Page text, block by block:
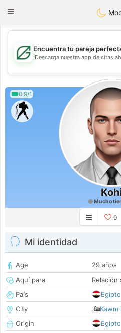
Gulf
Toggle
💖
💕
Encuentra tu pareja
¡Descarga nuestra app de citas
0.9/1
Mucho
0
Mi identidad
Age
29 años
Aquí para
Relación
País
Egipto
City
Kawm
Origin
Egipto